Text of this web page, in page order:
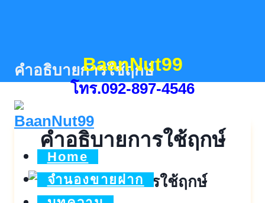
BaanNut99
โทร.092-897-4546
Home
จำนองขายฝาก
คำอธิบายการใช้ฤกษ์
คำอธิบายการใช้ฤกษ์